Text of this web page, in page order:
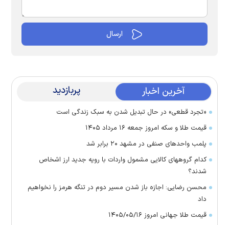
آخرین اخبار پربازدید
«تجرد قطعی» در حال تبدیل شدن به سبک زندگی است
قیمت طلا و سکه امروز جمعه ۱۶ مرداد ۱۴۰۵
پلمب واحدهای صنفی در مشهد ۲۰ برابر شد
کدام گروههای کالایی مشمول واردات با رویه جدید ارز اشخاص
شدند؟
محسن رضایی: اجازه باز شدن مسیر دوم در تنگه هرمز را نخواهیم
داد
قیمت طلا جهانی امروز ۱۴۰۵/۰۵/۱۶